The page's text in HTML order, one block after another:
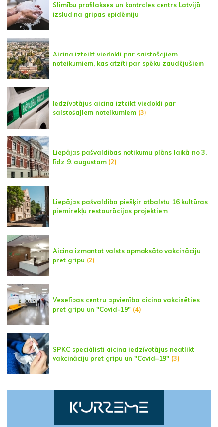
Slimību profilakses un kontroles centrs Latvijā
izsludina gripas epidēmiju
Aicina izteikt viedokli par saistošajiem
noteikumiem, kas atzīti par spēku zaudējušiem
Iedzīvotājus aicina izteikt viedokli par
saistošajiem noteikumiem (3)
Liepājas pašvaldības notikumu plāns laikā no 3.
līdz 9. augustam (2)
Liepājas pašvaldība piešķir atbalstu 16 kultūras
pieminekļu restaurācijas projektiem
Aicina izmantot valsts apmaksāto vakcināciju
pret gripu (2)
Veselības centru apvienība aicina vakcinēties
pret gripu un "Covid-19" (4)
SPKC speciālisti aicina iedzīvotājus neatlikt
vakcināciju pret gripu un "Covid–19" (3)